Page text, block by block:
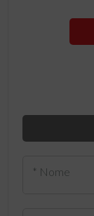
* Nome